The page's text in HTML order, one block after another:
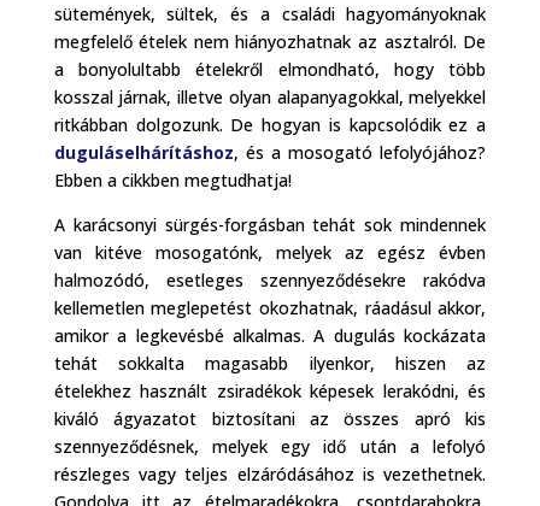
sütemények, sültek, és a családi hagyományoknak
megfelelő ételek nem hiányozhatnak az asztalról. De
a bonyolultabb ételekről elmondható, hogy több
kosszal járnak, illetve olyan alapanyagokkal, melyekkel
ritkábban dolgozunk. De hogyan is kapcsolódik ez a
duguláselhárításhoz, és a mosogató lefolyójához?
Ebben a cikkben megtudhatja!
A karácsonyi sürgés-forgásban tehát sok mindennek
van kitéve mosogatónk, melyek az egész évben
halmozódó, esetleges szennyeződésekre rakódva
kellemetlen meglepetést okozhatnak, ráadásul akkor,
amikor a legkevésbé alkalmas. A dugulás kockázata
tehát sokkalta magasabb ilyenkor, hiszen az
ételekhez használt zsiradékok képesek lerakódni, és
kiváló ágyazatot biztosítani az összes apró kis
szennyeződésnek, melyek egy idő után a lefolyó
részleges vagy teljes elzáródásához is vezethetnek.